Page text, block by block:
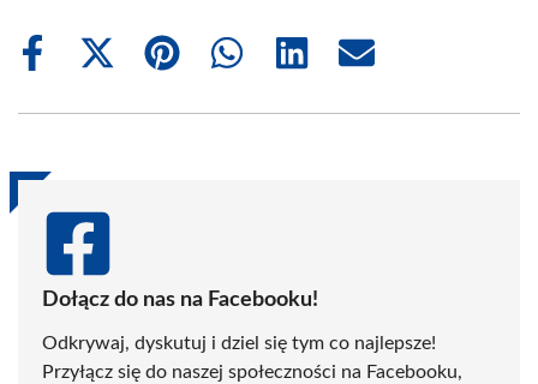
Share
Share
(Twitter)
Share
Share
Share
Share
Dołącz do nas na Facebooku!
Odkrywaj, dyskutuj i dziel się tym co najlepsze!
Przyłącz się do naszej społeczności na Facebooku,